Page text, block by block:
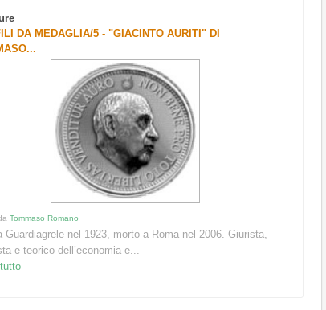
DA MEDAGLIA/5 - "GIACINTO AURITI" DI
Tommaso Romano
Guardiagrele nel 1923, morto a Roma nel 2006. Giurista,
e teorico dell’economia e...